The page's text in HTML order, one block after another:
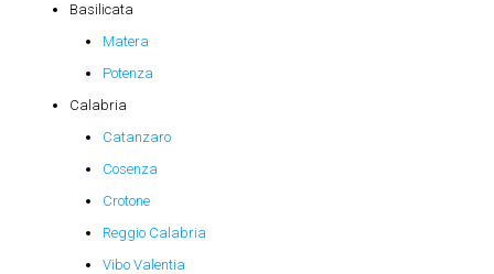
Basilicata
Matera
Potenza
Calabria
Catanzaro
Cosenza
Crotone
Reggio Calabria
Vibo Valentia